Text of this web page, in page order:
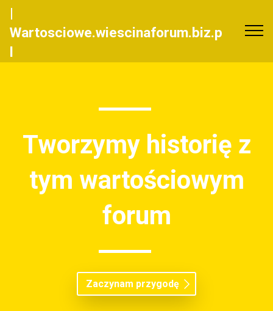
|
Wartosciowe.wiescinaforum.biz.p
Tworzymy historię z
tym wartościowym
forum
Zaczynam przygodę